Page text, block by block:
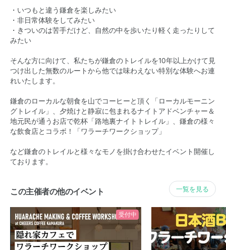
・いつもと違う鎌倉を楽しみたい
・非日常体験をしてみたい
・きついのは苦手だけど、自然の中を歩いたり軽く走ったりして
みたい
そんな方に向けて、私たちが鎌倉のトレイルを10年以上かけて見
つけ出した無数のルートから他では味わえない特別な体験へお連
れいたします。
鎌倉のローカルな朝食を山でコーヒーと頂く「ローカルモーニン
グトレイル」、夕焼けと静寂に包まれるナイトアドベンチャー＆
地元民が通うお店で乾杯「路地裏ナイトトレイル」、鎌倉の様々
な飲食店とコラボ！「ワラーチワークショップ」
など鎌倉のトレイルと様々なモノを掛け合わせたイベント開催し
ております。
この主催者の他のイベント 一覧を見る
受付中